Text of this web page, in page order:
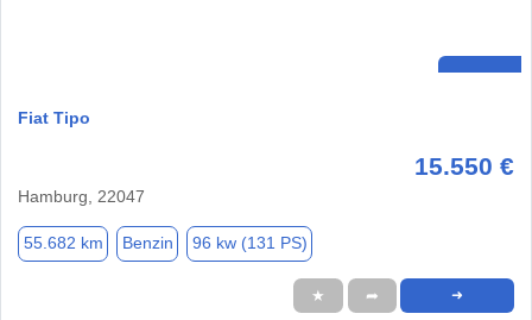
Fiat Tipo
15.550 €
Hamburg, 22047
55.682 km Benzin 96 kw (131 PS)
★ ➦ ➜